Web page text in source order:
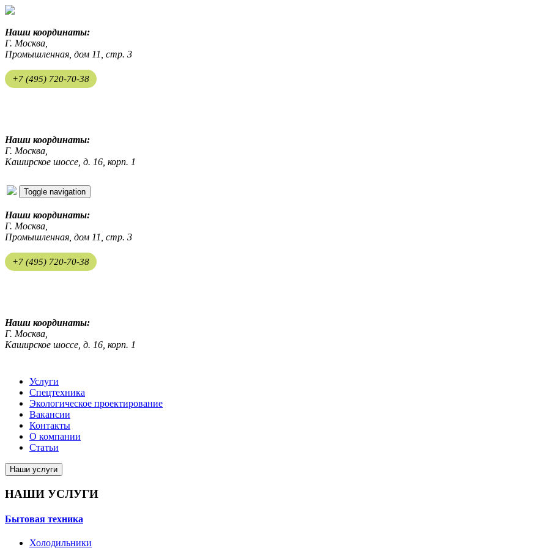
Наши координаты:
Г. Москва,
Промышленная, дом 11, стр. 3
+7 (495) 720-70-38
Наши координаты:
Г. Москва,
Каширское шоссе, д. 16, корп. 1
Toggle navigation
Наши координаты:
Г. Москва,
Промышленная, дом 11, стр. 3
+7 (495) 720-70-38
Наши координаты:
Г. Москва,
Каширское шоссе, д. 16, корп. 1
Услуги
Спецтехника
Экологическое проектирование
Вакансии
Контакты
О компании
Статьи
Наши услуги
НАШИ УСЛУГИ
Бытовая техника
Холодильники